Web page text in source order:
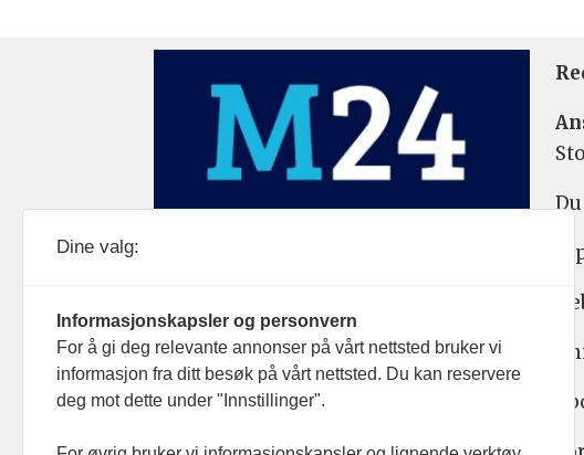
Dine valg:
Informasjonskapsler og personvern
For å gi deg relevante annonser på vårt nettsted bruker vi
informasjon fra ditt besøk på vårt nettsted. Du kan reservere
deg mot dette under "Innstillinger".